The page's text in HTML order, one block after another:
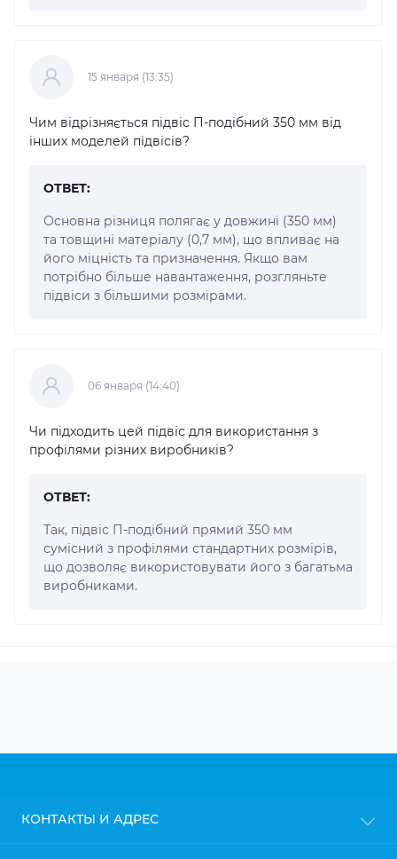
15 января (13:35)
Чим відрізняється підвіс П-подібний 350 мм від
інших моделей підвісів?
ОТВЕТ:
Основна різниця полягає у довжині (350 мм)
та товщині матеріалу (0,7 мм), що впливає на
його міцність та призначення. Якщо вам
потрібно більше навантаження, розгляньте
підвіси з більшими розмірами.
06 января (14:40)
Чи підходить цей підвіс для використання з
профілями різних виробників?
ОТВЕТ:
Так, підвіс П-подібний прямий 350 мм
сумісний з профілями стандартних розмірів,
що дозволяє використовувати його з багатьма
виробниками.
КОНТАКТЫ И АДРЕС